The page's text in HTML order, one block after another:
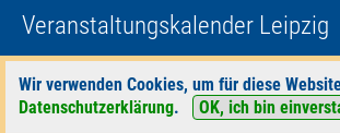
Veranstaltungskalender Leipzig
Wir verwenden Cookies, um für diese
Datenschutzerklärung. OK, ich bin